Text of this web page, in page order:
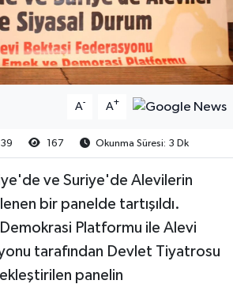
A- A+
167 Okunma Süresi: 3 Dk
ve Suriye'de Alevilerin
bir panelde tartışıldı.
Platformu ile Alevi
tarafından Devlet Tiyatrosu
panelin